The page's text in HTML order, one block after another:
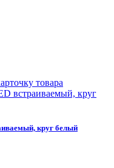
товара
круг белый